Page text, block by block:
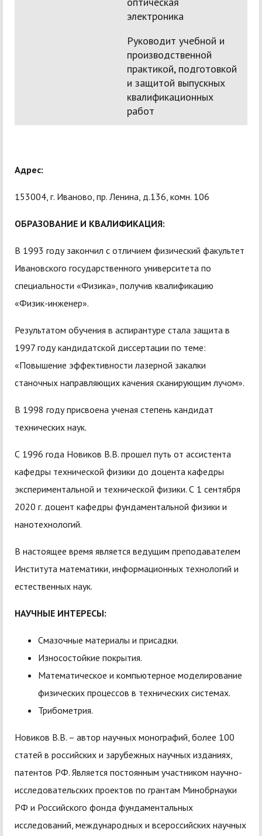
электроника
Руководит учебной и
производственной
практикой, подготовкой
и защитой выпускных
квалификационных
работ
Адрес:
153004, г. Иваново, пр. Ленина, д.136, комн. 106
ОБРАЗОВАНИЕ И КВАЛИФИКАЦИЯ:
В 1993 году закончил с отличием физический факультет
Ивановского государственного университета по
специальности «Физика», получив квалификацию
«Физик-инженер».
Результатом обучения в аспирантуре стала защита в
1997 году кандидатской диссертации по теме:
«Повышение эффективности лазерной закалки
станочных направляющих качения сканирующим лучом».
В 1998 году присвоена ученая степень кандидат
технических наук.
С 1996 года Новиков В.В. прошел путь от ассистента
кафедры технической физики до доцента кафедры
экспериментальной и технической физики. С 1 сентября
2020 г. доцент кафедры фундаментальной физики и
нанотехнологий.
В настоящее время является ведущим преподавателем
Института математики, информационных технологий и
естественных наук.
НАУЧНЫЕ ИНТЕРЕСЫ:
Смазочные материалы и присадки.
Износостойкие покрытия.
Математическое и компьютерное моделирование
физических процессов в технических системах.
Трибометрия.
Новиков В.В. – автор научных монографий, более 100
статей в российских и зарубежных научных изданиях,
патентов РФ. Является постоянным участником научно-
исследовательских проектов по грантам Минобрнауки
РФ и Российского фонда фундаментальных
исследований, международных и всероссийских научных